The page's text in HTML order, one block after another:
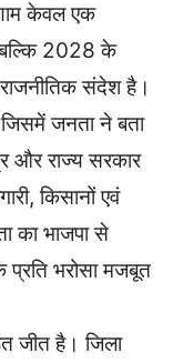
केवल एक
बल्कि 2028 के
संदेश है।
जनता ने बता
और राज्य सरकार
किसानों एवं
का भाजपा से
भरोसा मजबूत
जीत है। जिला